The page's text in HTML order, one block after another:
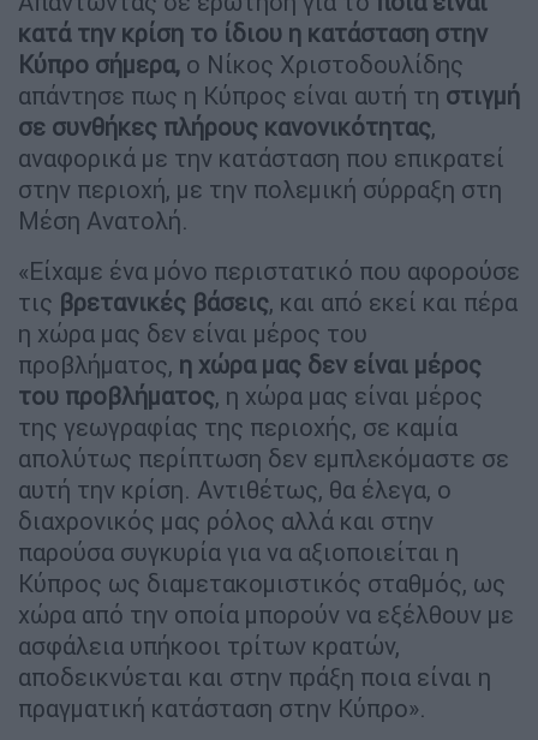
κατά την κρίση το ίδιου η κατάσταση στην
Κύπρο σήμερα, ο Νίκος Χριστοδουλίδης
απάντησε πως η Κύπρος είναι αυτή τη στιγμή
σε συνθήκες πλήρους κανονικότητας,
αναφορικά με την κατάσταση που επικρατεί
στην περιοχή, με την πολεμική σύρραξη στη
Μέση Ανατολή.
«Είχαμε ένα μόνο περιστατικό που αφορούσε
τις βρετανικές βάσεις, και από εκεί και πέρα
η χώρα μας δεν είναι μέρος του
προβλήματος, η χώρα μας δεν είναι μέρος
του προβλήματος, η χώρα μας είναι μέρος
της γεωγραφίας της περιοχής, σε καμία
απολύτως περίπτωση δεν εμπλεκόμαστε σε
αυτή την κρίση. Αντιθέτως, θα έλεγα, ο
διαχρονικός μας ρόλος αλλά και στην
παρούσα συγκυρία για να αξιοποιείται η
Κύπρος ως διαμετακομιστικός σταθμός, ως
χώρα από την οποία μπορούν να εξέλθουν με
ασφάλεια υπήκοοι τρίτων κρατών,
αποδεικνύεται και στην πράξη ποια είναι η
πραγματική κατάσταση στην Κύπρο».